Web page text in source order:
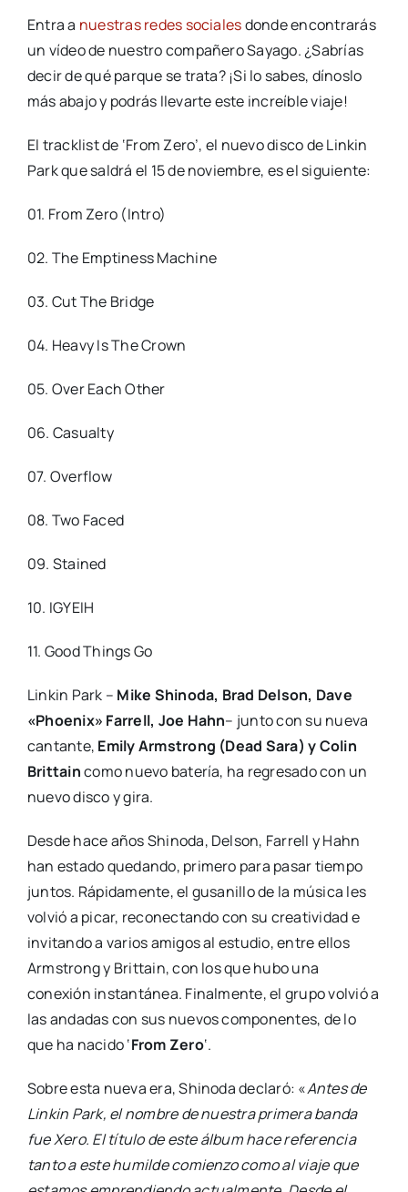
Entra a nuestras redes socialesdonde encontrarás
un vídeo de nuestro compañero Sayago. ¿Sabrías
decir de qué parque se trata? ¡Si lo sabes, dínoslo
más abajo y podrás llevarte este increíble viaje!
El tracklist de ‘From Zero’, el nuevo disco de Linkin
Park que saldrá el 15 de noviembre, es el siguiente:
01. From Zero (Intro)
02. The Emptiness Machine
03. Cut The Bridge
04. Heavy Is The Crown
05. Over Each Other
06. Casualty
07. Overflow
08. Two Faced
09. Stained
10. IGYEIH
11. Good Things Go
Linkin Park – Mike Shinoda, Brad Delson, Dave
«Phoenix» Farrell, Joe Hahn– junto con su nueva
cantante, Emily Armstrong (Dead Sara) y Colin
Brittaincomo nuevo batería, ha regresado con un
nuevo disco y gira.
Desde hace años Shinoda, Delson, Farrell y Hahn
han estado quedando, primero para pasar tiempo
juntos. Rápidamente, el gusanillo de la música les
volvió a picar, reconectando con su creatividad e
invitando a varios amigos al estudio, entre ellos
Armstrong y Brittain, con los que hubo una
conexión instantánea. Finalmente, el grupo volvió a
las andadas con sus nuevos componentes, de lo
que ha nacido ‘From Zero‘.
Sobre esta nueva era, Shinoda declaró: «Antes de
Linkin Park, el nombre de nuestra primera banda
fue Xero. El título de este álbum hace referencia
tanto a este humilde comienzo como al viaje que